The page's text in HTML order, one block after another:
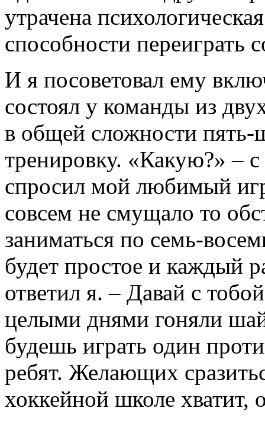
утрачена
способности переиграть
И я посоветовал ему
состоял у команды из
в общей сложности пять-
тренировку. «Какую?» –
спросил мой любимый
совсем не смущало то
заниматься по семь-
будет простое и каждый
ответил я. – Давай с
целыми днями гоняли
будешь играть один
ребят. Желающих
хоккейной школе хватит,